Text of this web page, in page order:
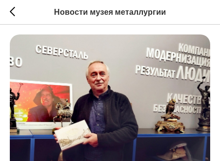
Новости музея металлургии